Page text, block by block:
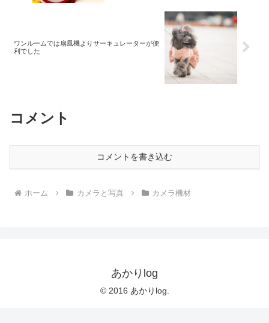
ワンルームでは扇風機よりサーキュレーターが便
利でした
コメント
コメントを書き込む
ホーム カメラと写真 カメラ機材
あかりlog
© 2016 あかりlog.